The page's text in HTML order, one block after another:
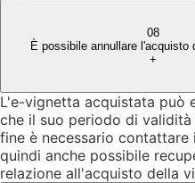
08
È possibile annullare l'acquisto
+
L'e-vignetta acquistata può
che il suo periodo di
fine è necessario
quindi anche possibile
relazione all'acquisto della